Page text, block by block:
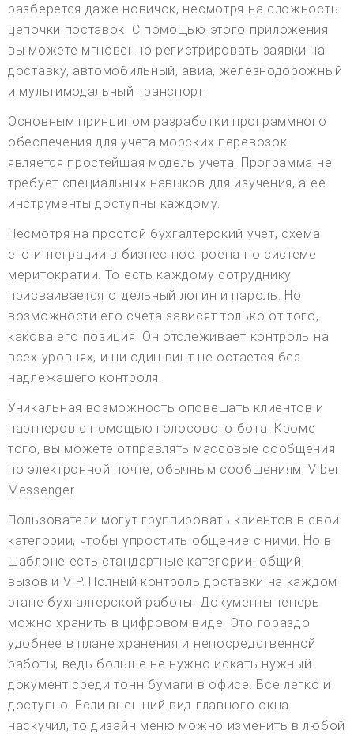
разберется даже новичок, несмотря на сложность
цепочки поставок. С помощью этого приложения
вы можете мгновенно регистрировать заявки на
доставку, автомобильный, авиа, железнодорожный
и мультимодальный транспорт.
Основным принципом разработки программного
обеспечения для учета морских перевозок
является простейшая модель учета. Программа не
требует специальных навыков для изучения, а ее
инструменты доступны каждому.
Несмотря на простой бухгалтерский учет, схема
его интеграции в бизнес построена по системе
меритократии. То есть каждому сотруднику
присваивается отдельный логин и пароль. Но
возможности его счета зависят только от того,
какова его позиция. Он отслеживает контроль на
всех уровнях, и ни один винт не остается без
надлежащего контроля.
Уникальная возможность оповещать клиентов и
партнеров с помощью голосового бота. Кроме
того, вы можете отправлять массовые сообщения
по электронной почте, обычным сообщениям, Viber
Messenger.
Пользователи могут группировать клиентов в свои
категории, чтобы упростить общение с ними. Но в
шаблоне есть стандартные категории: общий,
вызов и VIP. Полный контроль доставки на каждом
этапе бухгалтерской работы. Документы теперь
можно хранить в цифровом виде. Это гораздо
удобнее в плане хранения и непосредственной
работы, ведь больше не нужно искать нужный
документ среди тонн бумаги в офисе. Все легко и
доступно. Если внешний вид главного окна
наскучил, то дизайн меню можно изменить в любой